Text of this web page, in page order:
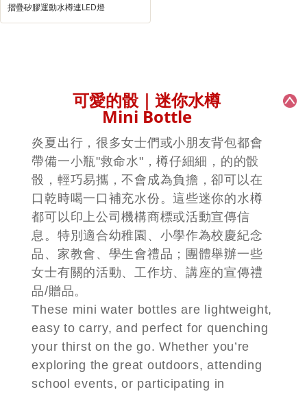
摺疊矽膠運動水樽連LED燈
可愛的骰｜迷你水樽
Mini Bottle
炎夏出行，很多女士們或小朋友背包都會
帶備一小瓶"救命水"，樽仔細細，的的骰
骰，輕巧易攜，不會成為負擔，卻可以在
口乾時喝一口補充水份。這些迷你的水樽
都可以印上公司機構商標或活動宣傳信
息。特別適合幼稚園、小學作為校慶紀念
品、家教會、學生會禮品；團體舉辦一些
女士有關的活動、工作坊、講座的宣傳禮
品/贈品。
These mini water bottles are lightweight,
easy to carry, and perfect for quenching
your thirst on the go. Whether you’re
exploring the great outdoors, attending
school events, or participating in